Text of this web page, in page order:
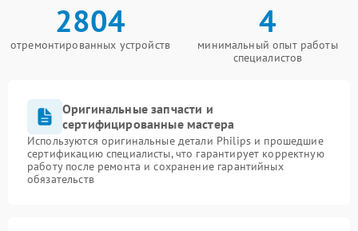
2804
отремонтированных устройств
4
минимальный опыт работы
специалистов
Оригинальные запчасти и
сертифицированные мастера
Используются оригинальные детали Philips и прошедшие
сертификацию специалисты, что гарантирует корректную
работу после ремонта и сохранение гарантийных
обязательств